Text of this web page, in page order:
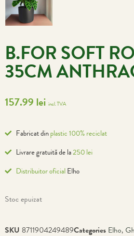
B.FOR SOFT
35CM
157.99 lei incl. TVA
Fabricat dinplastic 100% reciclat
Livrare gratuită de la250 lei
Distribuitor oficial Elho
Stoc epuizat
SKU 8711904249489Categories Elho,